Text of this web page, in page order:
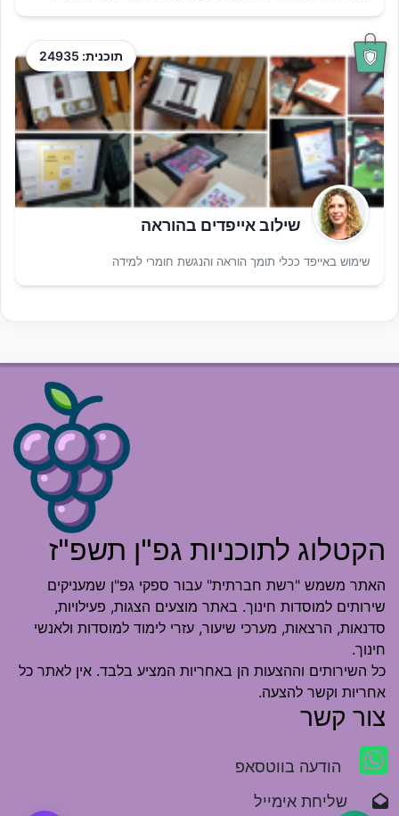
תוכנית: 24935
שילוב אייפדים בהוראה
שימוש באייפד ככלי תומך הוראה והנגשת חומרי למידה
הקטלוג לתוכניות גפ"ן תשפ"ז
האתר משמש "רשת חברתית" עבור ספקי גפ"ן שמעניקים
שירותים למוסדות חינוך. באתר מוצעים הצגות, פעילויות,
סדנאות, הרצאות, מערכי שיעור, עזרי לימוד למוסדות ולאנשי
חינוך.
כל השירותים וההצעות הן באחריות המציע בלבד. אין לאתר כל
אחריות וקשר להצעה.
צור קשר
הודעה בווטסאפ
שליחת אימייל